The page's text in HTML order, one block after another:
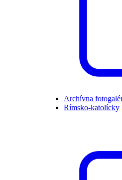
Archívna
Rímsko-katolícky